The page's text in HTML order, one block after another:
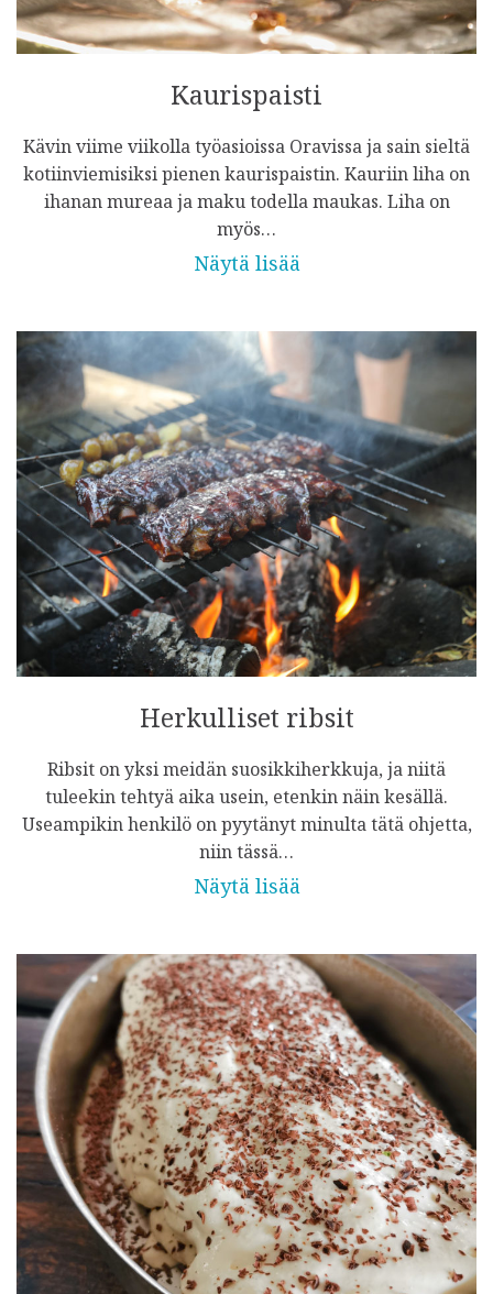
Kaurispaisti
Kävin viime viikolla työasioissa Oravissa ja sain sieltä
kotiinviemisiksi pienen kaurispaistin. Kauriin liha on
ihanan mureaa ja maku todella maukas. Liha on
myös…
Näytä lisää
Herkulliset ribsit
Ribsit on yksi meidän suosikkiherkkuja, ja niitä
tuleekin tehtyä aika usein, etenkin näin kesällä.
Useampikin henkilö on pyytänyt minulta tätä ohjetta,
niin tässä…
Näytä lisää